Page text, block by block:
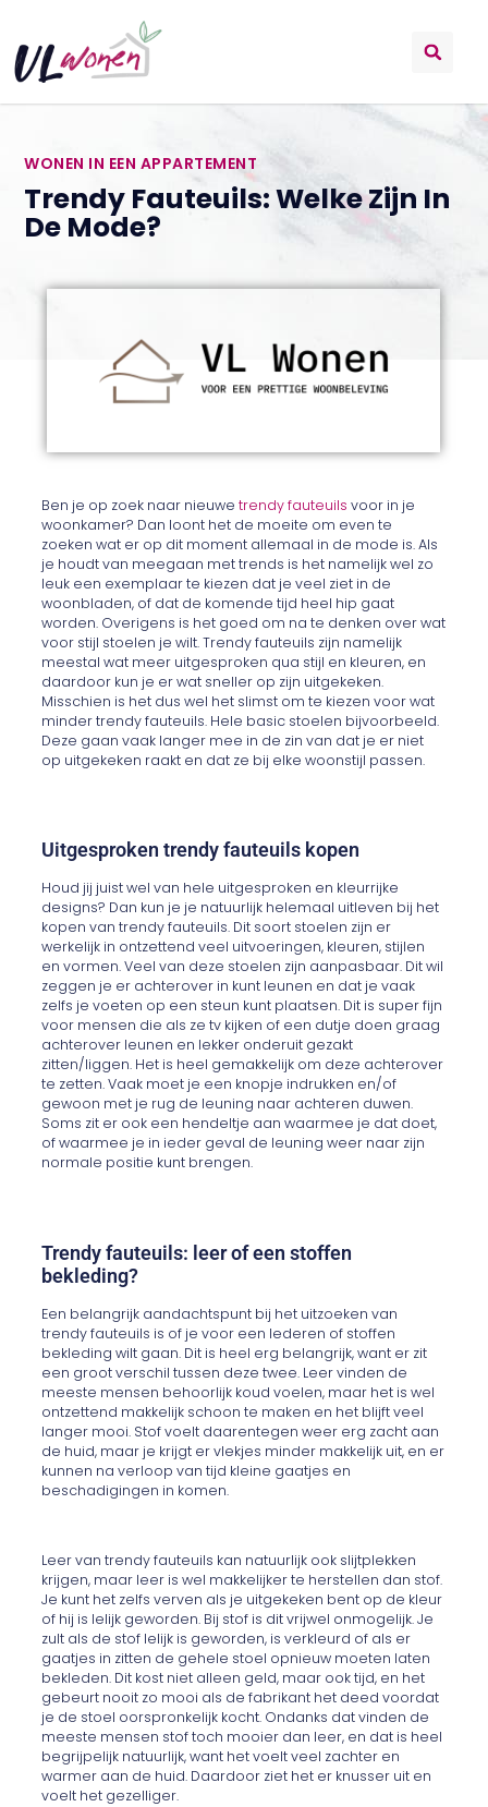
WONEN IN EEN APPARTEMENT
Trendy Fauteuils: Welke Zijn In
De Mode?
Ben je op zoek naar nieuwetrendy fauteuils voor in je
woonkamer? Dan loont het de moeite om even te
zoeken wat er op dit moment allemaal in de mode is. Als
je houdt van meegaan met trends is het namelijk wel zo
leuk een exemplaar te kiezen dat je veel ziet in de
woonbladen, of dat de komende tijd heel hip gaat
worden. Overigens is het goed om na te denken over wat
voor stijl stoelen je wilt. Trendy fauteuils zijn namelijk
meestal wat meer uitgesproken qua stijl en kleuren, en
daardoor kun je er wat sneller op zijn uitgekeken.
Misschien is het dus wel het slimst om te kiezen voor wat
minder trendy fauteuils. Hele basic stoelen bijvoorbeeld.
Deze gaan vaak langer mee in de zin van dat je er niet
op uitgekeken raakt en dat ze bij elke woonstijl passen.
Uitgesproken trendy fauteuils kopen
Houd jij juist wel van hele uitgesproken en kleurrijke
designs? Dan kun je je natuurlijk helemaal uitleven bij het
kopen van trendy fauteuils. Dit soort stoelen zijn er
werkelijk in ontzettend veel uitvoeringen, kleuren, stijlen
en vormen. Veel van deze stoelen zijn aanpasbaar. Dit wil
zeggen je er achterover in kunt leunen en dat je vaak
zelfs je voeten op een steun kunt plaatsen. Dit is super fijn
voor mensen die als ze tv kijken of een dutje doen graag
achterover leunen en lekker onderuit gezakt
zitten/liggen. Het is heel gemakkelijk om deze achterover
te zetten. Vaak moet je een knopje indrukken en/of
gewoon met je rug de leuning naar achteren duwen.
Soms zit er ook een hendeltje aan waarmee je dat doet,
of waarmee je in ieder geval de leuning weer naar zijn
normale positie kunt brengen.
Trendy fauteuils: leer of een stoffen
bekleding?
Een belangrijk aandachtspunt bij het uitzoeken van
trendy fauteuils is of je voor een lederen of stoffen
bekleding wilt gaan. Dit is heel erg belangrijk, want er zit
een groot verschil tussen deze twee. Leer vinden de
meeste mensen behoorlijk koud voelen, maar het is wel
ontzettend makkelijk schoon te maken en het blijft veel
langer mooi. Stof voelt daarentegen weer erg zacht aan
de huid, maar je krijgt er vlekjes minder makkelijk uit, en er
kunnen na verloop van tijd kleine gaatjes en
beschadigingen in komen.
Leer van trendy fauteuils kan natuurlijk ook slijtplekken
krijgen, maar leer is wel makkelijker te herstellen dan stof.
Je kunt het zelfs verven als je uitgekeken bent op de kleur
of hij is lelijk geworden. Bij stof is dit vrijwel onmogelijk. Je
zult als de stof lelijk is geworden, is verkleurd of als er
gaatjes in zitten de gehele stoel opnieuw moeten laten
bekleden. Dit kost niet alleen geld, maar ook tijd, en het
gebeurt nooit zo mooi als de fabrikant het deed voordat
je de stoel oorspronkelijk kocht. Ondanks dat vinden de
meeste mensen stof toch mooier dan leer, en dat is heel
begrijpelijk natuurlijk, want het voelt veel zachter en
warmer aan de huid. Daardoor ziet het er knusser uit en
voelt het gezelliger.